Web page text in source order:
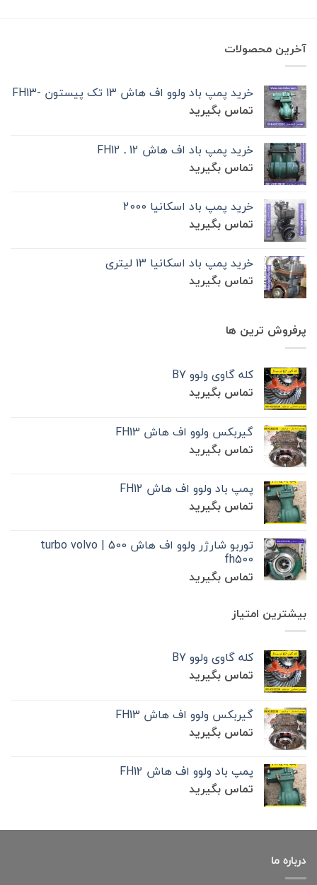
آخرین محصولات
خرید پمپ باد ولوو اف هاش 13 تک‌ پیستون -FH13
تماس بگیرید
خرید پمپ باد اف هاش 12 ـ FH12
تماس بگیرید
خرید پمپ باد اسکانیا 2000
تماس بگیرید
خرید پمپ باد اسکانیا 13 لیتری
تماس بگیرید
پرفروش ترین ها
کله گاوی ولوو B7
تماس بگیرید
گیربکس ولوو اف هاش FH13
تماس بگیرید
پمپ باد ولوو اف هاش FH12
تماس بگیرید
توربو شارژر ولوو اف هاش 500 | turbo volvo
fh500
تماس بگیرید
بیشترین امتیاز
کله گاوی ولوو B7
تماس بگیرید
گیربکس ولوو اف هاش FH13
تماس بگیرید
پمپ باد ولوو اف هاش FH12
تماس بگیرید
درباره ما